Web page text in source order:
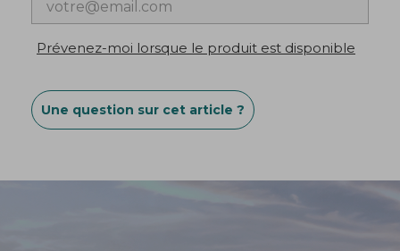
Prévenez-moi lorsque le produit est disponible
Une question sur cet article ?